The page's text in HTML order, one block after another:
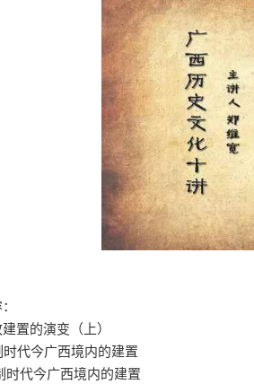
置的演变（上）
时代今广西境内的建置
时代今广西境内的建置